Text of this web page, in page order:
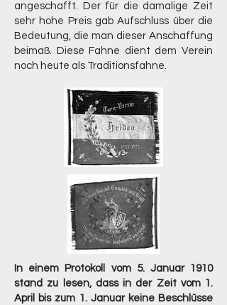
angeschafft. Der für die damalige Zeit
sehr hohe Preis gab Aufschluss über die
Bedeutung, die man dieser Anschaffung
beimaß. Diese Fahne dient dem Verein
noch heute als Traditionsfahne.
In einem Protokoll vom 5. Januar 1910
stand zu lesen, dass in der Zeit vom 1.
April bis zum 1. Januar keine Beschlüsse